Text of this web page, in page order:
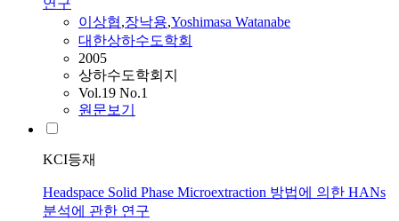
연구
이상협,장낙용,Yoshimasa Watanabe
대한상하수도학회
2005
상하수도학회지
Vol.19 No.1
원문보기
KCI등재
Headspace Solid Phase Microextraction 방법에 의한 HANs
분석에 관한 연구